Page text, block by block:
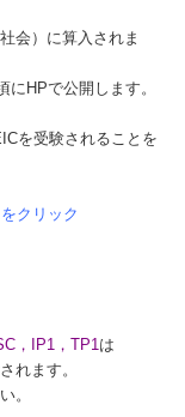
会）に算入されま
HPで公開します。
を受験されることを
クリック
，IP1，TP1は
れます。
。